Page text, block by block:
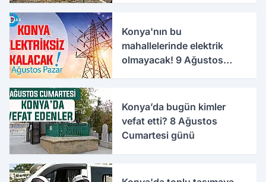
Konya'nın bu
mahallelerinde elektrik
olmayacak! 9 Ağustos
Konya’da bugün kimler
vefat etti? 8 Ağustos
Cumartesi günü